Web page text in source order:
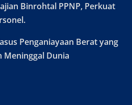
Binrohtal PPNP, Perkuat
Penganiayaan Berat yang
Meninggal Dunia